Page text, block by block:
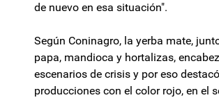
de nuevo en esa situación".
Según Coninagro, la yerba mate,
papa, mandioca y hortalizas,
escenarios de crisis y por eso
producciones con el color rojo, en el